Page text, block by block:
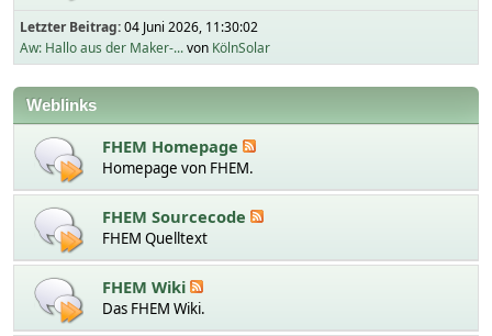
Letzter Beitrag:04 Juni 2026, 11:30:02
Aw: Hallo aus der Maker-...von KölnSolar
Weblinks
FHEM Homepage
Homepage von FHEM.
FHEM Sourcecode
FHEM Quelltext
FHEM Wiki
Das FHEM Wiki.